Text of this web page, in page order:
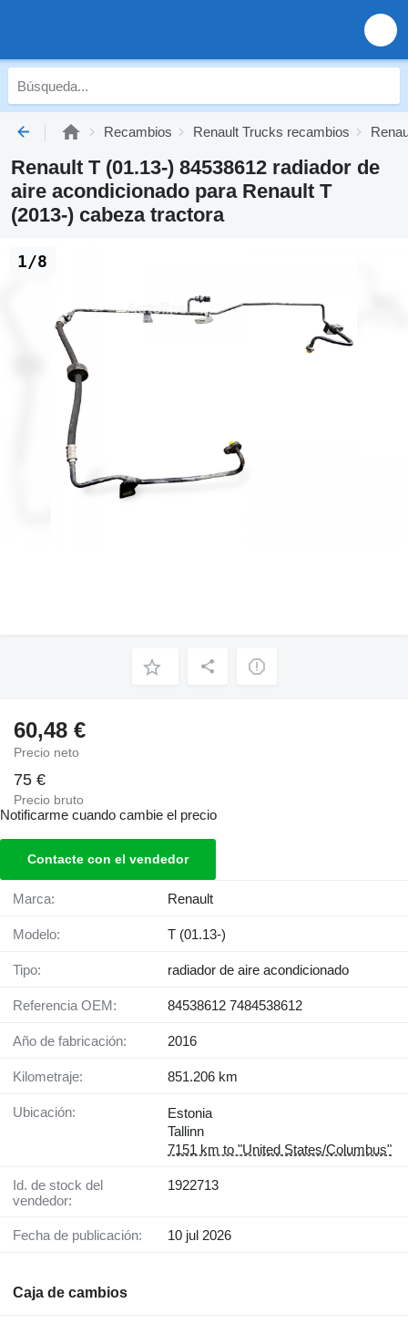
Recambios Renault Trucks recambios
Renault T (01.13-) 84538612 radiador de
aire acondicionado para Renault T
(2013-) cabeza tractora
1/8
60,48 €
Precio neto
75 €
Precio bruto
Notificarme cuando cambie el precio
Contacte con el vendedor
Marca: Renault
Modelo: T (01.13-)
Tipo: radiador de aire acondicionado
Referencia OEM: 84538612 7484538612
Año de fabricación: 2016
Kilometraje: 851.206 km
Ubicación:
Estonia
Tallinn
7151 km to "United States/Columbus"
Id. de stock del
vendedor:
1922713
Fecha de publicación: 10 jul 2026
Caja de cambios